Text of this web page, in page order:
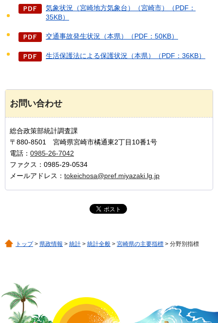
気象状況（宮崎地方気象台）（宮崎市）（PDF：
35KB）
交通事故発生状況（本県）（PDF：50KB）
生活保護法による保護状況（本県）（PDF：36KB）
お問い合わせ
総合政策部統計調査課
〒880-8501 宮崎県宮崎市橘通東2丁目10番1号
電話： 0985-26-7042
ファクス：0985-29-0534
メールアドレス： tokeichosa@pref.miyazaki.lg.jp
トップ> 県政情報 > 統計 > 統計全般 > 宮崎県の主要指標 > 分野別指標